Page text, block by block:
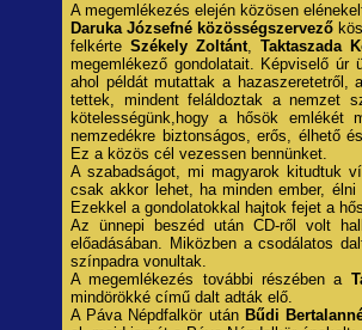
A megemlékezés elején közösen
Daruka Józsefné közösségszervező
felkérte Székely Zoltánt, Taktaszada
megemlékező gondolatait. Képviselő úr
ahol példát mutattak a hazaszeretetről,
tettek, mindent feláldoztak a nemzet
kötelességünk,hogy a hősök emlékét
nemzedékre biztonságos, erős, élhető
Ez a közös cél vezessen bennünket.
A szabadságot, mi magyarok kitudtuk
csak akkor lehet, ha minden ember,
Ezekkel a gondolatokkal hajtok fejet a
Az ünnepi beszéd után CD-ről volt
előadásában. Miközben a csodálatos
színpadra vonultak.
A megemlékezés további részében a
mindörökké című dalt adták elő.
A Páva Népdfalkör után Bűdi